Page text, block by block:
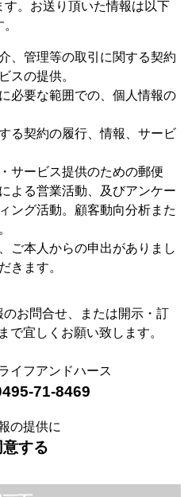
。お送り頂いた情報は以下
、管理等の取引に関する契約
スの提供。
必要な範囲での、個人情報の
る契約の履行、情報、サービ
サービス提供のための郵便
よる営業活動、及びアンケー
ング活動。顧客動向分析また
ご本人からの申出がありまし
きます。
お問合せ、または開示・訂
で宜しくお願い致します。
イフアンドハース
71-8469
の提供に
意する